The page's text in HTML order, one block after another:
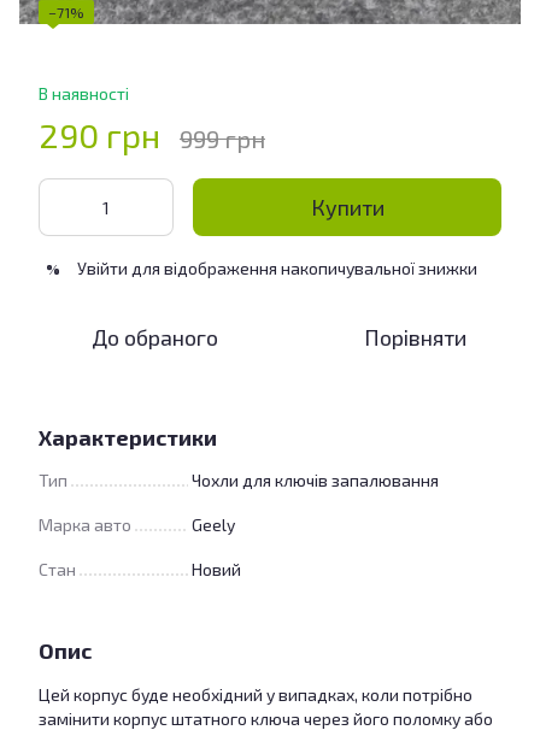
−71%
В наявності
290 грн 999 грн
Купити
% Увійти для відображення накопичувальної знижки
До обраного Порівняти
Характеристики
Тип Чохли для ключів запалювання
Марка авто Geely
Стан Новий
Опис
Цей корпус буде необхідний у випадках, коли потрібно
замінити корпус штатного ключа через його поломку або